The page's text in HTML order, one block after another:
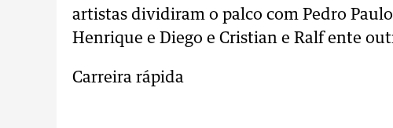
artistas dividiram o palco com Pedro
Henrique e Diego e Cristian e Ralf ente
Carreira rápida